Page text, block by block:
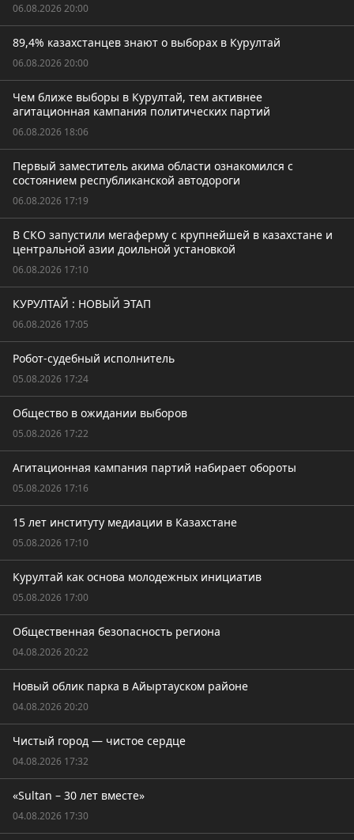
06.08.2026 20:00
89,4% казахстанцев знают о выборах в Курултай
06.08.2026 20:00
Чем ближе выборы в Курултай, тем активнее
агитационная кампания политических партий
06.08.2026 18:06
Первый заместитель акима области ознакомился с
состоянием республиканской автодороги
06.08.2026 17:19
В СКО запустили мегаферму с крупнейшей в казахстане и
центральной азии доильной установкой
06.08.2026 17:10
КУРУЛТАЙ : НОВЫЙ ЭТАП
06.08.2026 17:05
Робот-судебный исполнитель
05.08.2026 17:24
Общество в ожидании выборов
05.08.2026 17:22
Агитационная кампания партий набирает обороты
05.08.2026 17:16
15 лет институту медиации в Казахстане
05.08.2026 17:10
Курултай как основа молодежных инициатив
05.08.2026 17:00
Общественная безопасность региона
04.08.2026 20:22
Новый облик парка в Айыртауском районе
04.08.2026 20:20
Чистый город — чистое сердце
04.08.2026 17:32
«Sultan – 30 лет вместе»
04.08.2026 17:30